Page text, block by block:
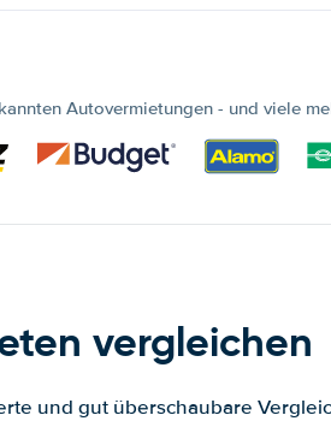
Autovermietungen - und viele
vergleichen
und gut überschaubare